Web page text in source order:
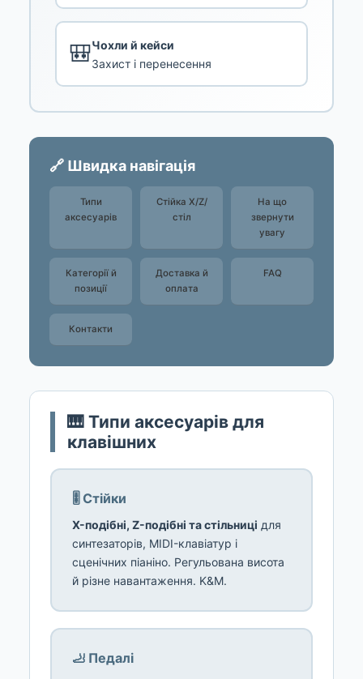
🎒Чохли й кейси
Захист і перенесення
🔗 Швидка навігація
Типи
аксесуарів
Стійка X/Z/
стіл
На що
звернути
увагу
Категорії й
позиції
Доставка й
оплата
FAQ
Контакти
🎹 Типи аксесуарів для
клавішних
🎚️ Стійки
X-подібні, Z-подібні та стільниці для
синтезаторів, MIDI-клавіатур і
сценічних піаніно. Регульована висота
й різне навантаження. K&M.
🦶 Педалі